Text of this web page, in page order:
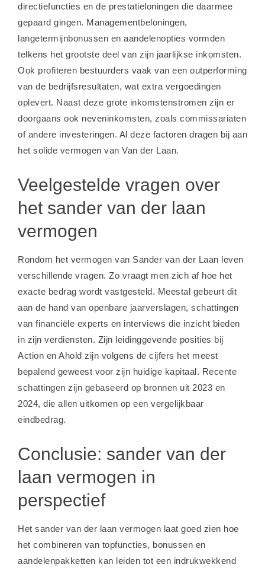
directiefuncties en de prestatieloningen die daarmee
gepaard gingen. Managementbeloningen,
langetermijnbonussen en aandelenopties vormden
telkens het grootste deel van zijn jaarlijkse inkomsten.
Ook profiteren bestuurders vaak van een outperforming
van de bedrijfsresultaten, wat extra vergoedingen
oplevert. Naast deze grote inkomstenstromen zijn er
doorgaans ook neveninkomsten, zoals commissariaten
of andere investeringen. Al deze factoren dragen bij aan
het solide vermogen van Van der Laan.
Veelgestelde vragen over
het sander van der laan
vermogen
Rondom het vermogen van Sander van der Laan leven
verschillende vragen. Zo vraagt men zich af hoe het
exacte bedrag wordt vastgesteld. Meestal gebeurt dit
aan de hand van openbare jaarverslagen, schattingen
van financiële experts en interviews die inzicht bieden
in zijn verdiensten. Zijn leidinggevende posities bij
Action en Ahold zijn volgens de cijfers het meest
bepalend geweest voor zijn huidige kapitaal. Recente
schattingen zijn gebaseerd op bronnen uit 2023 en
2024, die allen uitkomen op een vergelijkbaar
eindbedrag.
Conclusie: sander van der
laan vermogen in
perspectief
Het sander van der laan vermogen laat goed zien hoe
het combineren van topfuncties, bonussen en
aandelenpakketten kan leiden tot een indrukwekkend